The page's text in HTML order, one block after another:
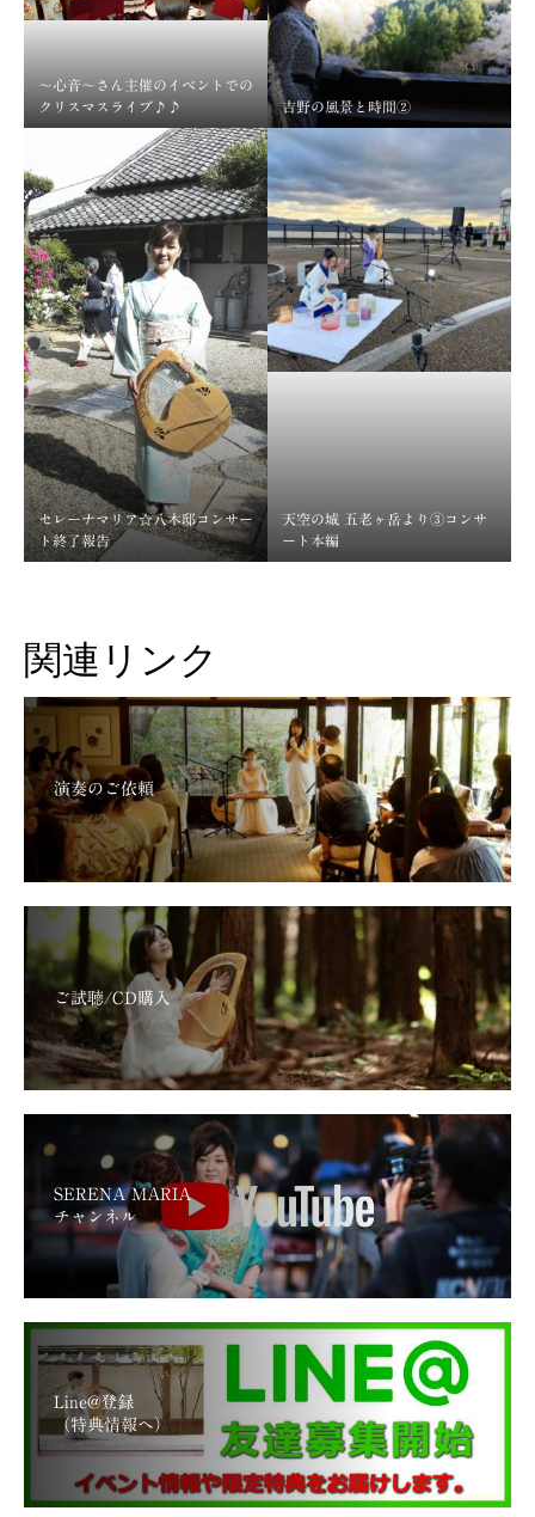
〜心音〜さん主催のイベントでの
クリスマスライブ♪♪
吉野の風景と時間②
セレーナマリア☆八木邸コンサー
ト終了報告
天空の城 五老ヶ岳より③コンサ
ート本編
関連リンク
演奏のご依頼
ご試聴/CD購入
SERENA MARIA
チャンネル
Line@登録
（特典情報へ）